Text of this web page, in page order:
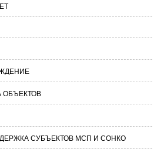
ОБЪЕКТОВ
СУБЪЕКТОВ МСП И СОНКО